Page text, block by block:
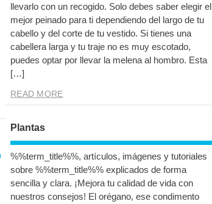
llevarlo con un recogido. Solo debes saber elegir el
mejor peinado para ti dependiendo del largo de tu
cabello y del corte de tu vestido. Si tienes una
cabellera larga y tu traje no es muy escotado,
puedes optar por llevar la melena al hombro. Esta
[…]
READ MORE
Plantas
%%term_title%%, artículos, imágenes y tutoriales
sobre %%term_title%% explicados de forma
sencilla y clara. ¡Mejora tu calidad de vida con
nuestros consejos! El orégano, ese condimento